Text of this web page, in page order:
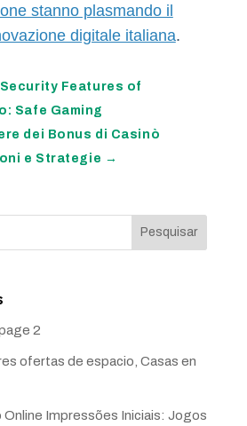
stanno plasmando il
digitale italiana.
Features of
Safe Gaming
dei Bonus di Casinò
e Strategie →
Pesquisar
2
ofertas de espacio, Casas en
Online Impressões Iniciais: Jogos